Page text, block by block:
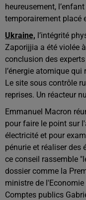
heureusement,
temporairement placé
Ukraine, l’intégrité
Zaporijjia a été violée
conclusion des
l’énergie atomique
Le site sous contrôle
reprises. Un réacteur
Emmanuel Macron
pour faire le point sur
électricité et pour
pénurie et réaliser des
ce conseil rassemble
dossier comme la
ministre de
Comptes publics